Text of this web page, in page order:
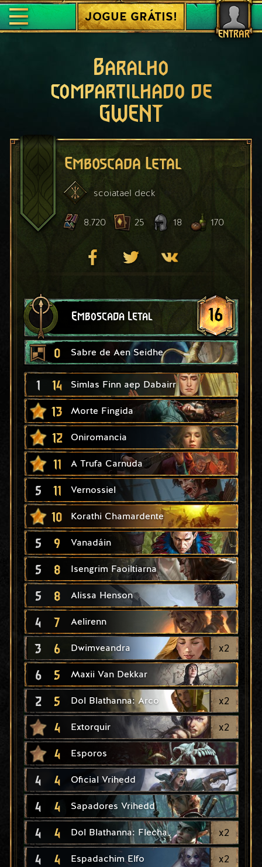
ENTRAR
JOGUE GRÁTIS!
Baralho
compartilhado de
GWENT
Emboscada Letal
scoiatael deck
8.720 25 18 170
Emboscada Letal 16
0 Sabre de Aen Seidhe
1 14 Simlas Finn aep Dabairr
13 Morte Fingida
12 Oniromancia
11 A Trufa Carnuda
5 11 Vernossiel
10 Korathi Chamardente
5 9 Vanadáin
5 8 Isengrim Faoiltiarna
5 8 Alissa Henson
4 7 Aelirenn
3 6 Dwimveandra x2
6 5 Maxii Van Dekkar
2 5 Dol Blathanna: Arco x2
4 Extorquir x2
4 Esporos
4 4 Oficial Vrihedd
4 4 Sapadores Vrihedd
4 4 Dol Blathanna: Flecha x2
4 4 Espadachim Elfo x2